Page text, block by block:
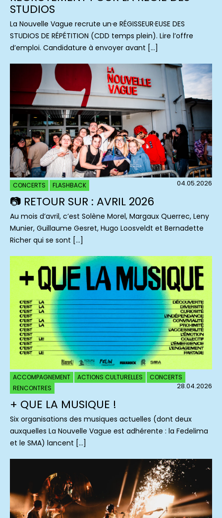
STUDIOS
La Nouvelle Vague recrute un·e RÉGISSEUR·EUSE DES
STUDIOS DE RÉPÉTITION (CDD temps plein). Lire l’offre
d’emploi. Candidature à envoyer avant […]
CONCERTS FLASHBACK 04.05.2026
📷 RETOUR SUR : AVRIL 2026
Au mois d’avril, c’est Solène Morel, Margaux Querrec, Leny
Munier, Guillaume Gesret, Hugo Loosveldt et Bernadette
Richer qui se sont […]
ACCOMPAGNEMENT ACTIONS CULTURELLES
CONCERTS
RENCONTRES
28.04.2026
+ QUE LA MUSIQUE !
Six organisations des musiques actuelles (dont deux
auxquelles La Nouvelle Vague est adhérente : la Fedelima
et le SMA) lancent […]